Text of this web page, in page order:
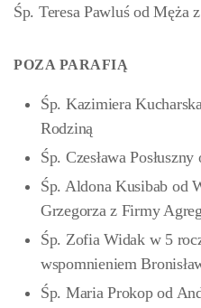
Śp. Teresa Pawluś od Męża
POZA PARAFIĄ
Śp. Kazimiera
Rodziną
Śp. Czesława
Śp. Aldona Kusibab od
Grzegorza z Firmy
Śp. Zofia Widak w 5
wspomnieniem
Śp. Maria Prokop od